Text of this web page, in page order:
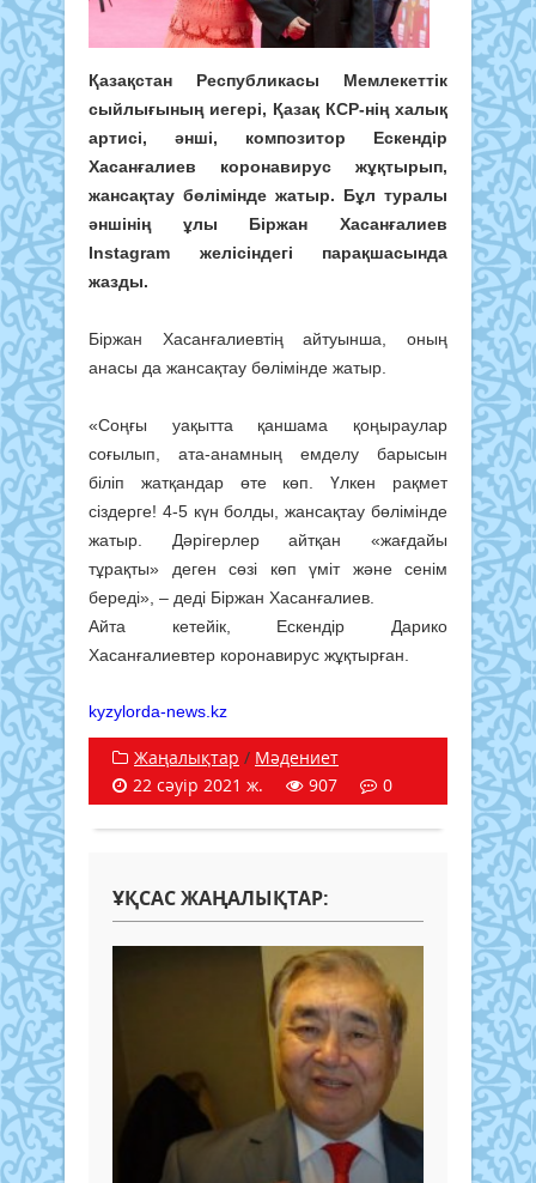
Қазақстан Республикасы Мемлекеттік
сыйлығының иегері, Қазақ КСР-нің халық
артисі, әншi, композитор Ескендір
Хасанғалиев коронавирус жұқтырып,
жансақтау бөлімінде жатыр. Бұл туралы
әншінің ұлы Біржан Хасанғалиев
Instagram желісіндегі парақшасында
жазды.
Біржан Хасанғалиевтің айтуынша, оның
анасы да жансақтау бөлімінде жатыр.
«Соңғы уақытта қаншама қоңыраулар
соғылып, ата-анамның емделу барысын
біліп жатқандар өте көп. Үлкен рақмет
сіздерге! 4-5 күн болды, жансақтау бөлімінде
жатыр. Дәрігерлер айтқан «жағдайы
тұрақты» деген сөзі көп үміт және сенім
береді», – деді Біржан Хасанғалиев.
Айта кетейік, Ескендір Дарико
Хасанғалиевтер коронавирус жұқтырған.
kyzylorda-news.kz
Жаңалықтар / Мәдениет
22 сәуір 2021 ж.
907 0
ҰҚСАС ЖАҢАЛЫҚТАР: